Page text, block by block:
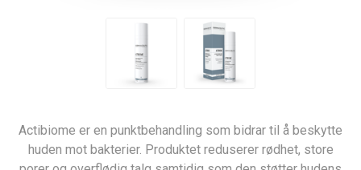
Actibiome er en punktbehandling som bidrar til å beskytte
huden mot bakterier. Produktet reduserer rødhet, store